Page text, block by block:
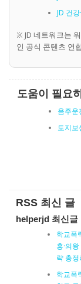
JD 건
※ JD 네트워크는
인 공식 콘텐츠 연
도움이 필요
음주운
토지보
RSS 최신 글
helperjd 최신글
학교폭
흥·의
략 총정
학교폭